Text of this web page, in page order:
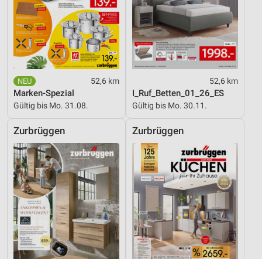
52,6 km
Marken-Spezial
Gültig bis Mo. 31.08.
52,6 km
I_Ruf_Betten_01_26_ES
Gültig bis Mo. 30.11.
Zurbrüggen Zurbrüggen